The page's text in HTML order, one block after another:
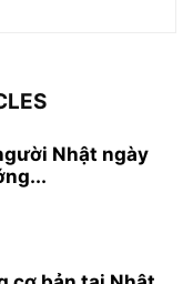
Nhật ngày